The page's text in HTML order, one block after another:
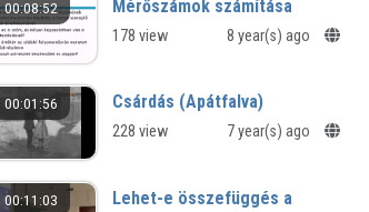
00:08:52 Mérőszámok számítása
178 view 8 year(s) ago
00:01:56 Csárdás (Apátfalva)
228 view 7 year(s) ago
00:11:03
Lehet-e összefüggés a